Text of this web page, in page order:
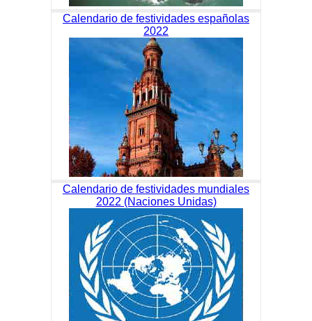
Calendario de festividades españolas
2022
Calendario de festividades mundiales
2022 (Naciones Unidas)